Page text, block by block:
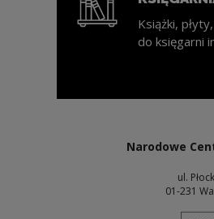
Książki,
do księgarni
Narodowe
ul.
01-231